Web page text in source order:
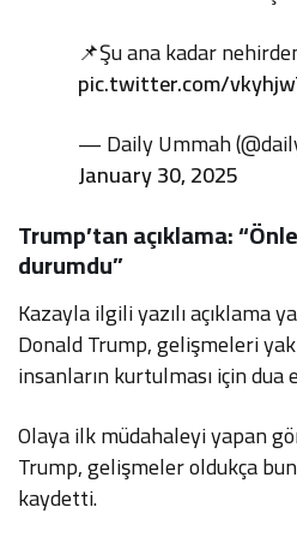
📌Şu ana kadar
pic.twitter.com/
— Daily Ummah
January 30, 2025
Trump’tan açıklama:
durumdu”
Kazayla ilgili yazılı açıklama
Donald Trump, gelişmeleri
insanların kurtulması için
Olaya ilk müdahaleyi yapan
Trump, gelişmeler oldukça
kaydetti.